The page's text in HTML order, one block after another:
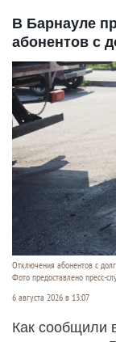
В Барнауле
абонентов с
Отключения абонентов с
Фото предоставлено пресс-
6 августа 2026 в 13:07
Как сообщили